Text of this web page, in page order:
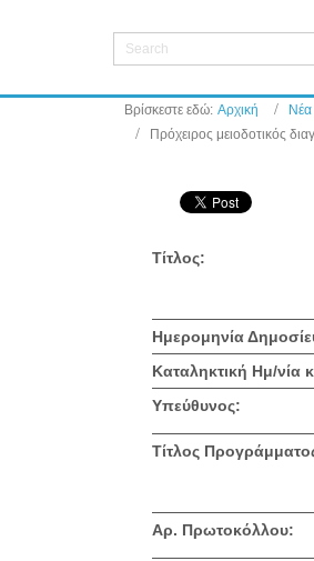
Βρίσκεστε εδώ: Αρχική Νέα
Πρόχειρος μειοδοτικός
Τίτλος:
Ημερομηνία
Καταληκτική Ημ/νία
Υπεύθυνος:
Τίτλος
Αρ. Πρωτοκόλλου: